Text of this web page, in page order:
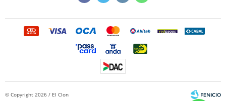
© Copyright 2026 / El Clon